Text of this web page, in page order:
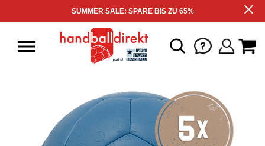
SUMMER SALE: SPARE BIS ZU 65%